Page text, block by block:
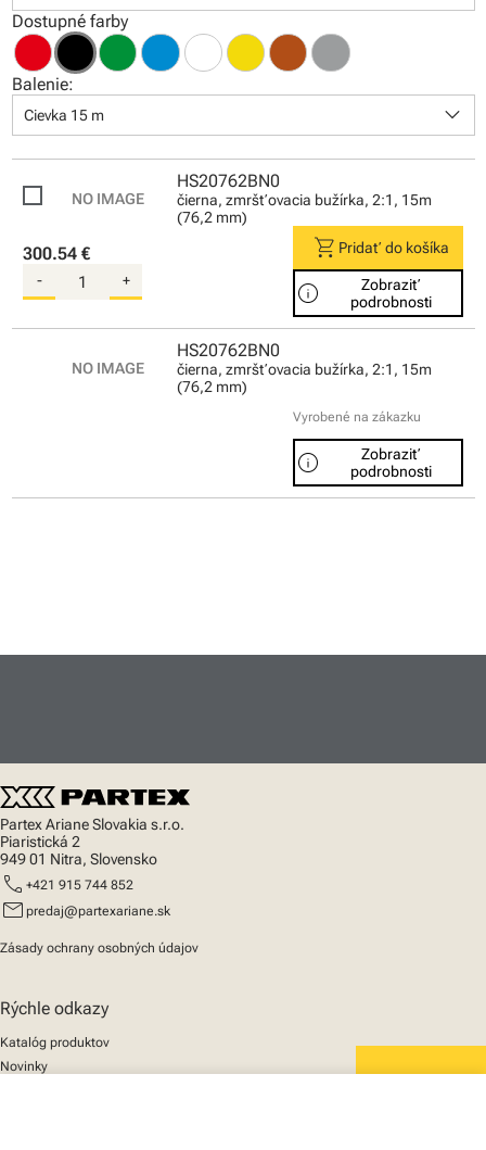
Dostupné farby
Balenie:
Cievka 15 m keyboard_arrow_down
HS20762BN0
čierna, zmršťovacia bužírka, 2:1, 15m
(76,2 mm)
300.54 €
- +
shopping_cart Pridať do košíka
info
Zobraziť
podrobnosti
HS20762BN0
čierna, zmršťovacia bužírka, 2:1, 15m
(76,2 mm)
Vyrobené na zákazku
info
Zobraziť
podrobnosti
Partex Ariane Slovakia s.r.o.
Piaristická 2
949 01 Nitra, Slovensko
call +421 915 744 852
mail predaj@partexariane.sk
Zásady ochrany osobných údajov
Rýchle odkazy
Katalóg produktov
Novinky